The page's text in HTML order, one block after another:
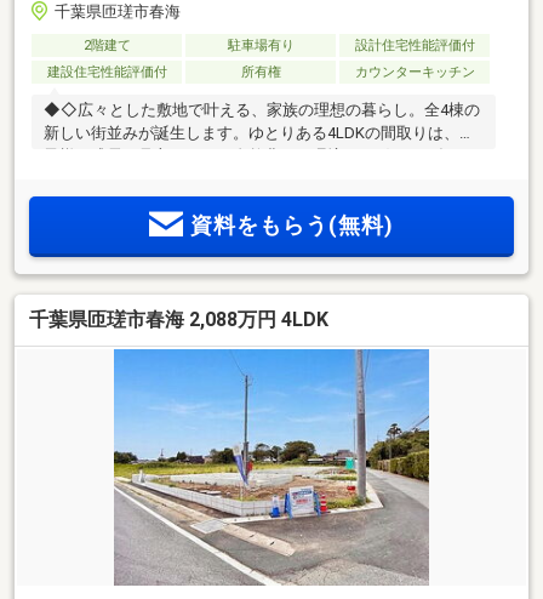
千葉県匝瑳市春海
2階建て 駐車場有り
設計住宅性能評価付
建設住宅性能評価付
所有権 カウンターキッチン
◆◇広々とした敷地で叶える、家族の理想の暮らし。全4棟の
新しい街並みが誕生します。ゆとりある4LDKの間取りは、お
資料をもらう(無料)
千葉県匝瑳市春海 2,088万円 4LDK